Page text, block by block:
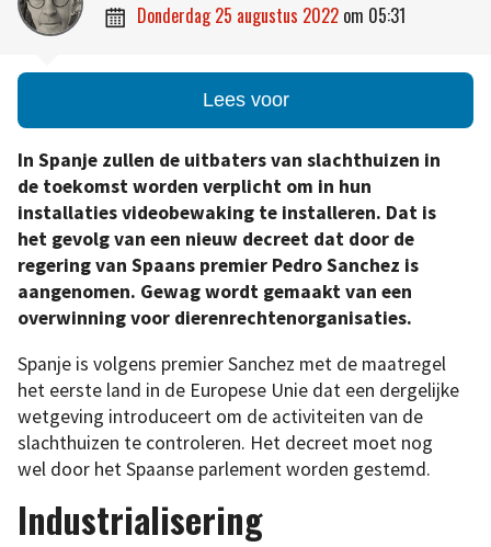
 donderdag 25 augustus 2022 om 05:31
Lees voor
In Spanje zullen de uitbaters van slachthuizen in
de toekomst worden verplicht om in hun
installaties videobewaking te installeren. Dat is
het gevolg van een nieuw decreet dat door de
regering van Spaans premier Pedro Sanchez is
aangenomen. Gewag wordt gemaakt van een
overwinning voor dierenrechtenorganisaties.
Spanje is volgens premier Sanchez met de maatregel
het eerste land in de Europese Unie dat een dergelijke
wetgeving introduceert om de activiteiten van de
slachthuizen te controleren. Het decreet moet nog
wel door het Spaanse parlement worden gestemd.
Industrialisering